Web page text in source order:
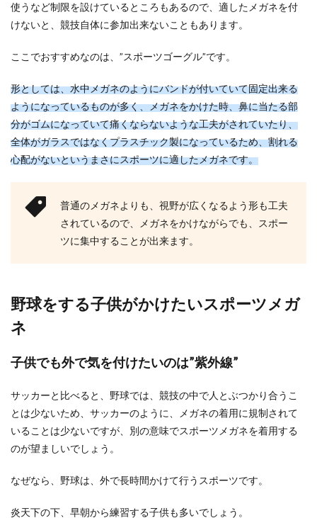
使うなど制限を設けているところもあるので、適したメガネを付
けないと、競技自体に参加出来ないこともあります。
ここでおすすめなのは、”スポーツゴーグル”です。
形としては、水中メガネのようにバンドが付いていて固定出来る
ようになっているものが多く、メガネをかけた時、鼻に当たる部
分がゴムになっていて痛くならないような工夫がされていたり、
全体がガラスではなくプラスチック製になっているため、割れる
心配がないというまさにスポーツに適したメガネです。
普通のメガネよりも、視野が広くなるよう形も工夫
されているので、メガネをかけながらでも、スポー
ツに集中することが出来ます。
野球をする子供がかけたいスポーツメガ
ネ
子供でも外で気を付けたいのは”紫外線”
サッカーと比べると、野球では、競技の中で人とぶつかり合うこ
とは少ないため、サッカーのように、メガネの着用に規制されて
いることは少ないですが、別の意味でスポーツメガネを着用する
のが望ましいでしょう。
なぜなら、野球は、外で長時間かけて行うスポーツです。
炎天下の下、早朝から練習する子供も多いでしょう。